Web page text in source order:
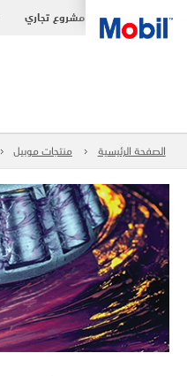
مشروع تجاري
الصفحة الرئيسية
منتجات موبيل